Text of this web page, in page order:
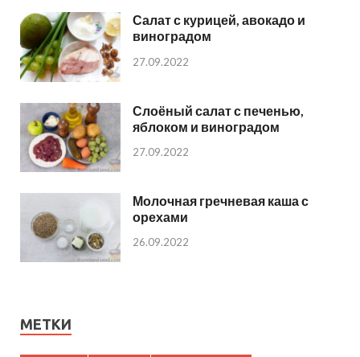
Салат с курицей, авокадо и
виноградом
27.09.2022
Слоёный салат с печенью,
яблоком и виноградом
27.09.2022
Молочная гречневая каша с
орехами
26.09.2022
МЕТКИ